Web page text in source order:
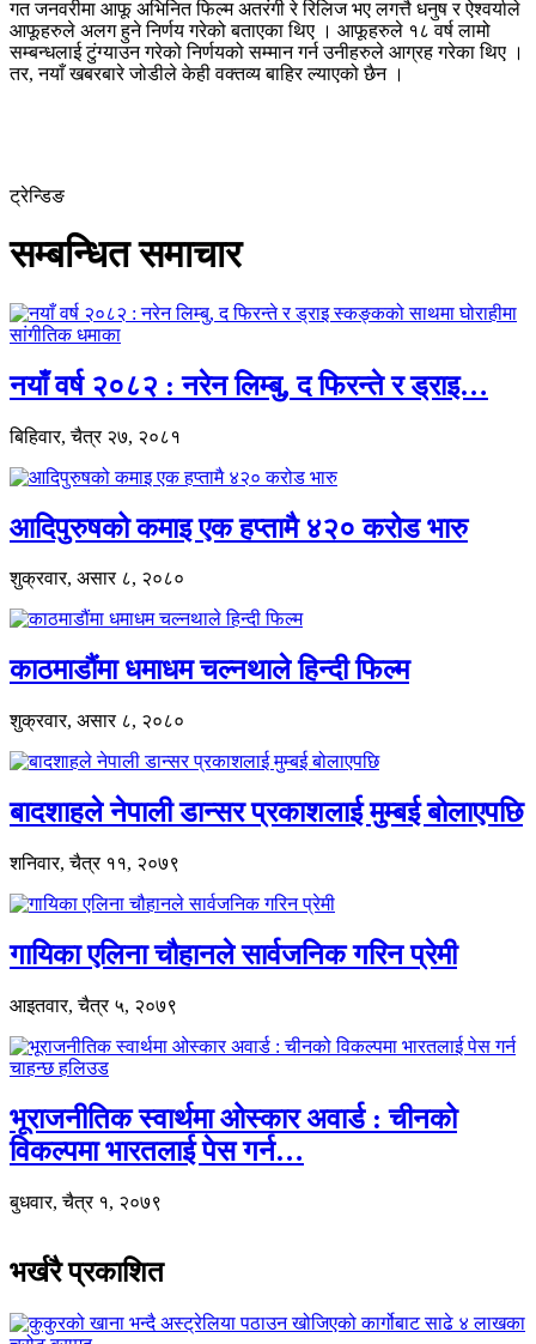
गत जनवरीमा आफू अभिनित फिल्म अतरंगी रे रिलिज भए लगत्तै धनुष र ऐश्वर्याले
आफूहरुले अलग हुने निर्णय गरेको बताएका थिए । आफूहरुले १८ वर्ष लामो
सम्बन्धलाई टुंग्याउन गरेको निर्णयको सम्मान गर्न उनीहरुले आग्रह गरेका थिए ।
तर, नयाँ खबरबारे जोडीले केही वक्तव्य बाहिर ल्याएको छैन ।
ट्रेन्डिङ
सम्बन्धित समाचार
नयाँ वर्ष २०८२ : नरेन लिम्बु, द फिरन्ते र ड्राइ…
बिहिवार, चैत्र २७, २०८१
आदिपुरुषको कमाइ एक हप्तामै ४२० करोड भारु
शुक्रवार, असार ८, २०८०
काठमाडौंमा धमाधम चल्नथाले हिन्दी फिल्म
शुक्रवार, असार ८, २०८०
बादशाहले नेपाली डान्सर प्रकाशलाई मुम्बई बोलाएपछि
शनिवार, चैत्र ११, २०७९
गायिका एलिना चौहानले सार्वजनिक गरिन प्रेमी
आइतवार, चैत्र ५, २०७९
भूराजनीतिक स्वार्थमा ओस्कार अवार्ड : चीनको
विकल्पमा भारतलाई पेस गर्न…
बुधवार, चैत्र १, २०७९
भर्खरै प्रकाशित